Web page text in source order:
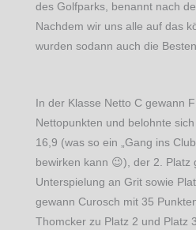
des Golfparks, benannt nach
Nachdem wir uns alle auf das
wurden sodann auch die
In der Klasse Netto C gewann
Nettopunkten und belohnte
16,9 (was so ein „Gang ins
bewirken kann 😉), der 2. Platz
Unterspielung an Grit sowie
gewann Curosch mit 35
Thomcker zu Platz 2 und Platz